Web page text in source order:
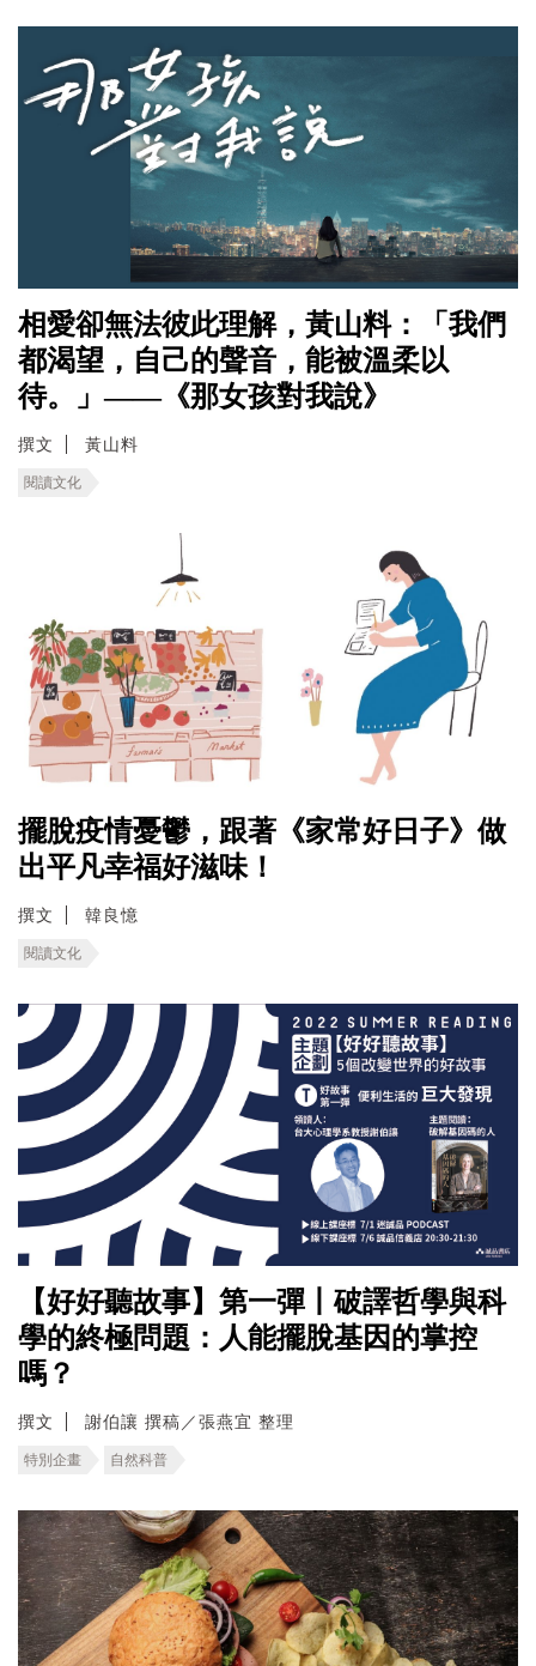
相愛卻無法彼此理解，黃山料：「我們
都渴望，自己的聲音，能被溫柔以
待。」——《那女孩對我說》
撰文 黃山料
閱讀文化
擺脫疫情憂鬱，跟著《家常好日子》做
出平凡幸福好滋味！
撰文 韓良憶
閱讀文化
【好好聽故事】第一彈丨破譯哲學與科
學的終極問題：人能擺脫基因的掌控
嗎？
撰文 謝伯讓 撰稿／張燕宜 整理
特別企畫 自然科普